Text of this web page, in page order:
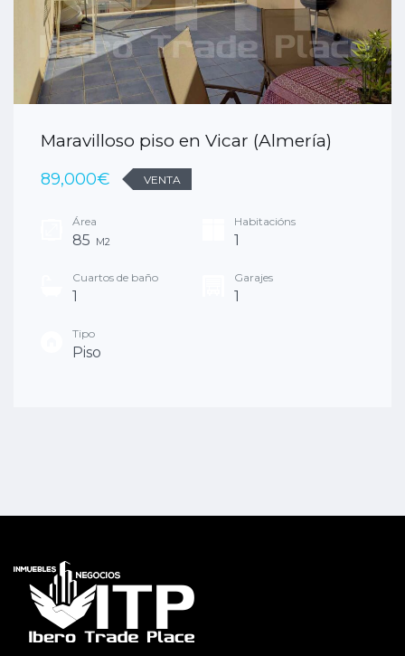
Maravilloso piso en Vicar (Almería)
89,000€ VENTA
Área
85 M2
Habitacións
1
Cuartos de baño
1
Garajes
1
Tipo
Piso